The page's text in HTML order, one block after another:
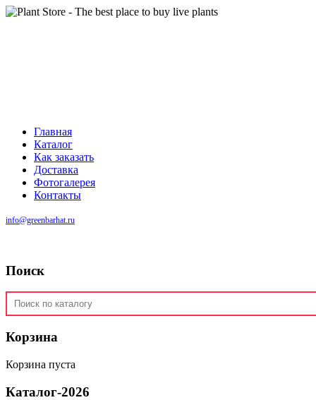
Главная
Каталог
Как заказать
Доставка
Фотогалерея
Контакты
info@greenbarhat.ru
Поиск
Корзина
Корзина пуста
Каталог-2026